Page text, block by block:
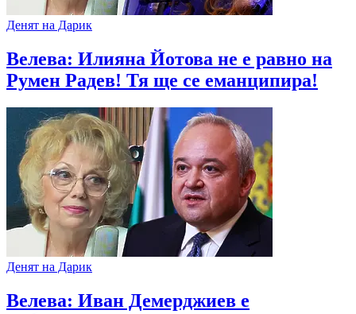
Денят на Дарик
Велева: Илияна Йотова не е равно на
Румен Радев! Тя ще се еманципира!
Денят на Дарик
Велева: Иван Демерджиев е